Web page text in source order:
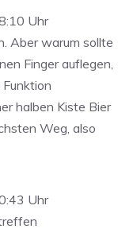
Uhr
Aber warum sollte
Finger auflegen,
halben Kiste Bier
Weg, also
Uhr